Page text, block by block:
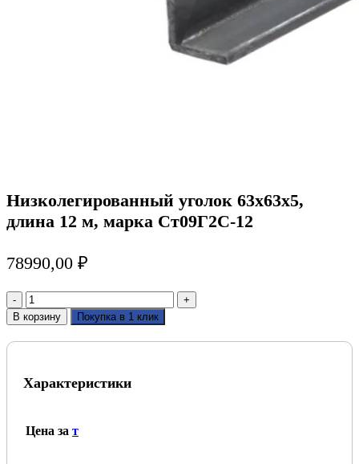
Низколегированный уголок 63х63х5,
длина 12 м, марка Ст09Г2С-12
78990,00 ₽
Количество
товара
Низколегированный
уголок
12
Ст09Г2С-12
В корзину Покупка в 1 клик
Характеристики
Цена за т